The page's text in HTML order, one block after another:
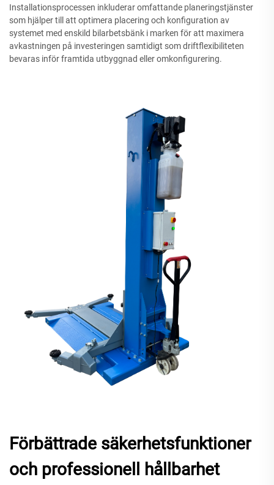
Installationsprocessen inkluderar omfattande planeringstjänster
som hjälper till att optimera placering och konfiguration av
systemet med enskild bilarbetsbänk i marken för att maximera
avkastningen på investeringen samtidigt som driftflexibiliteten
bevaras inför framtida utbyggnad eller omkonfigurering.
Förbättrade säkerhetsfunktioner
och professionell hållbarhet